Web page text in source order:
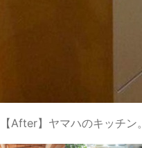
【After】ヤマハのキッチン。